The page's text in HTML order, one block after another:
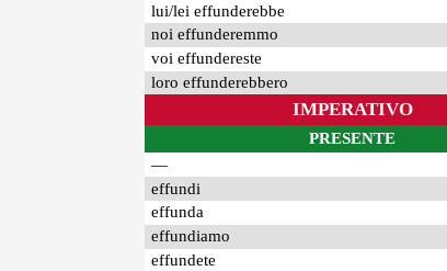
lui/lei effunderebbe
noi effunderemmo
voi effundereste
loro effunderebbero
IMPERATIVO
PRESENTE
—
effundi
effunda
effundiamo
effundete